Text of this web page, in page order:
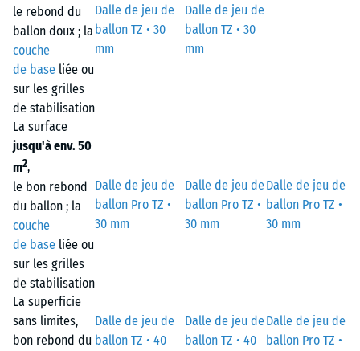
le rebond du
ballon doux ; la
couche
de base liée ou
sur les grilles
de stabilisation
Dalle de jeu de
ballon TZ • 30
mm
Dalle de jeu de
ballon TZ • 30
mm
La surface
jusqu'à env. 50
m2,
le bon rebond
du ballon ; la
couche
de base liée ou
sur les grilles
de stabilisation
Dalle de jeu de
ballon Pro TZ •
30 mm
Dalle de jeu de
ballon Pro TZ •
30 mm
Dalle de jeu de
ballon Pro TZ •
30 mm
La superficie
sans limites,
bon rebond du
Dalle de jeu de
ballon TZ • 40
Dalle de jeu de
ballon TZ • 40
Dalle de jeu de
ballon Pro TZ •